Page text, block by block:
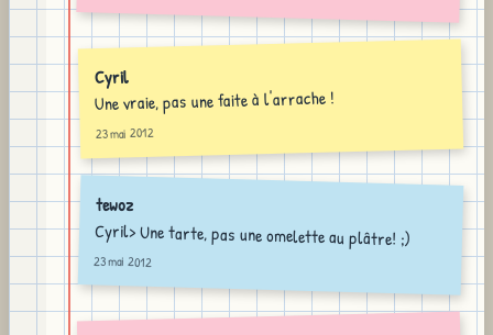
Cyril
Une vraie, pas une faite à l'arrache !
23 mai 2012
tewoz
Cyril> Une tarte, pas une omelette au plâtre! ;)
23 mai 2012